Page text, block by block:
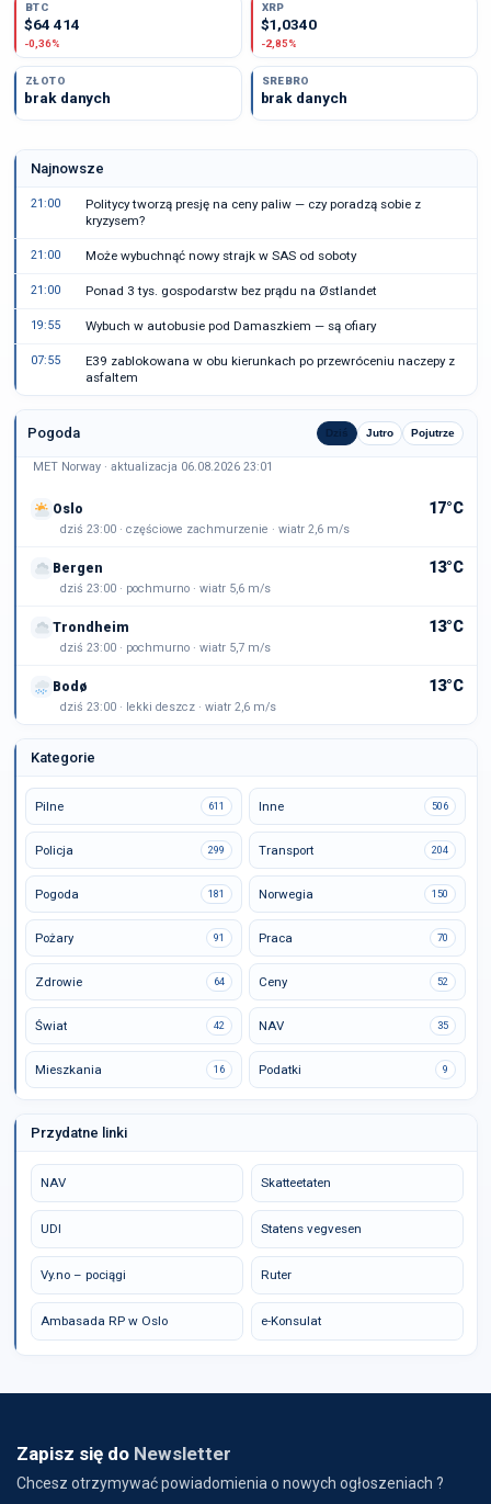
BTC
$64 414
-0,36%
XRP
$1,0340
-2,85%
ZŁOTO
brak danych
SREBRO
brak danych
Najnowsze
21:00
Politycy tworzą presję na ceny paliw — czy poradzą sobie z
kryzysem?
21:00 Może wybuchnąć nowy strajk w SAS od soboty
21:00 Ponad 3 tys. gospodarstw bez prądu na Østlandet
19:55 Wybuch w autobusie pod Damaszkiem — są ofiary
07:55
E39 zablokowana w obu kierunkach po przewróceniu naczepy z
asfaltem
Pogoda Dziś Jutro Pojutrze
MET Norway · aktualizacja 06.08.2026 23:01
Oslo 17°C
dziś 23:00 · częściowe zachmurzenie · wiatr 2,6 m/s
Bergen 13°C
dziś 23:00 · pochmurno · wiatr 5,6 m/s
Trondheim 13°C
dziś 23:00 · pochmurno · wiatr 5,7 m/s
Bodø 13°C
dziś 23:00 · lekki deszcz · wiatr 2,6 m/s
Kategorie
Pilne 611 Inne 506
Policja 299 Transport 204
Pogoda 181 Norwegia 150
Pożary 91 Praca 70
Zdrowie 64 Ceny 52
Świat 42 NAV 35
Mieszkania 16 Podatki 9
Przydatne linki
NAV Skatteetaten
UDI Statens vegvesen
Vy.no – pociągi Ruter
Ambasada RP w Oslo e-Konsulat
Zapisz się do Newsletter
Chcesz otrzymywać powiadomienia o nowych ogłoszeniach ?